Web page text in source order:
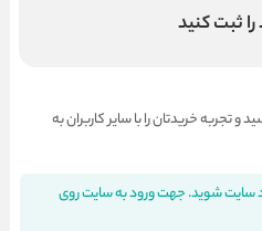
ثبت کنید
و تجربه خریدتان را با سایر کاربران به
سایت شوید. جهت ورود به سایت روی